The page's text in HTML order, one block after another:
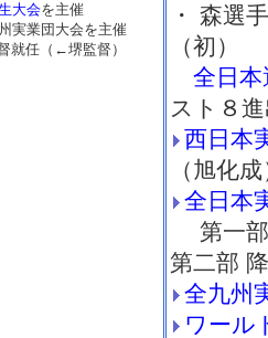
大会を主催
実業団大会を主催
就任（←堺監督）
・ 森選
（初）
全日
スト８
西日本
（旭化
全日本
第一部
第二部
全九州
ワール